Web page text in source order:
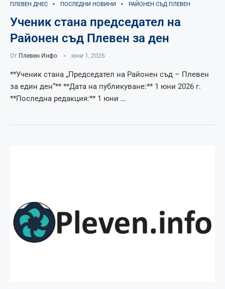
ПЛЕВЕН ДНЕС ПОСЛЕДНИ НОВИНИ РАЙОНЕН СЪД ПЛЕВЕН
Ученик стана председател на
Районен съд Плевен за ден
От Плевен Инфо юни 1, 2026
**Ученик стана „Председател на Районен съд – Плевен
за един ден“** **Дата на публикуване:** 1 юни 2026 г.
**Последна редакция:** 1 юни …